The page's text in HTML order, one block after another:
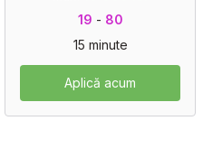
19 - 80
15 minute
Aplică acum